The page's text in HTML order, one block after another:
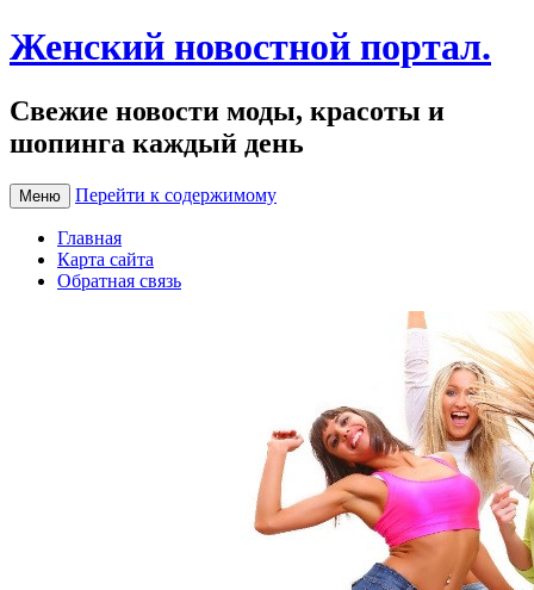
Женский новостной портал.
Свежие новости моды, красоты и
шопинга каждый день
Меню Перейти к содержимому
Главная
Карта сайта
Обратная связь